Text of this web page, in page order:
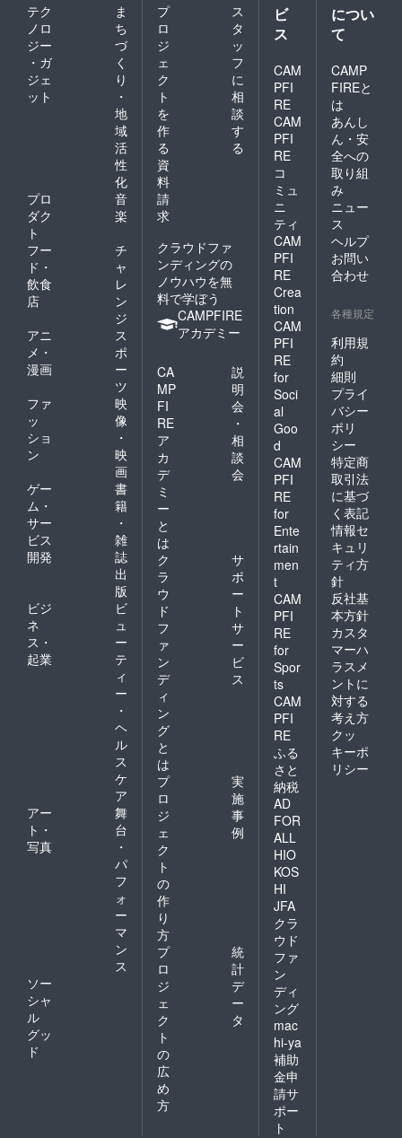
テク
ノロ
ジー
・ガ
ジェ
ット
ま
ち
づ
く
り
・
地
域
活
性
化
プロ
ダク
ト
音
楽
フー
ド・
飲食
店
チ
ャ
レ
ン
ジ
アニ
メ・
漫画
ス
ポ
ー
ツ
ファ
ッ
ショ
ン
映
像
・
映
画
ゲー
ム・
サー
ビス
開発
書
籍
・
雑
誌
出
版
ビジ
ネ
ス・
起業
ビ
ュ
ー
テ
ィ
ー
・
ヘ
ル
ス
ケ
ア
アー
ト・
写真
舞
台
・
パ
フ
ォ
ー
マ
ン
ス
ソー
シャ
ル
グッ
ド
プ
ロ
ジ
ェ
ク
ト
を
作
る
ス
タ
ッ
フ
に
相
談
す
る
資
料
請
求
クラウドファ
ンディングの
ノウハウを無
料で学ぼう
CAMPFIRE
アカデミー
CA
MP
FI
RE
ア
カ
デ
ミ
ー
と
は
説
明
会
・
相
談
会
ク
ラ
ウ
ド
フ
ァ
ン
デ
ィ
ン
グ
と
は
サ
ポ
ー
ト
サ
ー
ビ
ス
プ
ロ
ジ
ェ
ク
ト
の
作
り
方
実
施
事
例
プ
ロ
ジ
ェ
ク
ト
の
広
め
方
統
計
デ
ー
タ
ビ
ス
CAM
PFI
RE
CAM
PFI
RE
コ
ミュ
ニ
ティ
CAM
PFI
RE
Crea
tion
CAM
PFI
RE
for
Soci
al
Goo
d
CAM
PFI
RE
for
Ente
rtain
men
t
CAM
PFI
RE
for
Spor
ts
CAM
PFI
RE
ふる
さと
納税
AD
FOR
ALL
HIO
KOS
HI
JFA
クラ
ウド
ファ
ン
ディ
ング
mac
hi-ya
補助
金申
請サ
ポー
ト
につい
て
CAMP
FIREと
は
あんし
ん・安
全への
取り組
み
ニュー
ス
ヘルプ
お問い
合わせ
各種規定
利用規
約
細則
プライ
バシー
ポリ
シー
特定商
取引法
に基づ
く表記
情報セ
キュリ
ティ方
針
反社基
本方針
カスタ
マーハ
ラスメ
ントに
対する
考え方
クッ
キーポ
リシー